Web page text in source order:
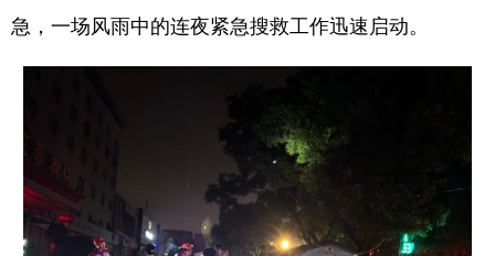
法律 中央文件 金融
能源
彩票 娱乐 时尚 悦读
一带一路 亚太网 上市公司
急，一场风雨中的连夜紧急搜救工作迅速启动。